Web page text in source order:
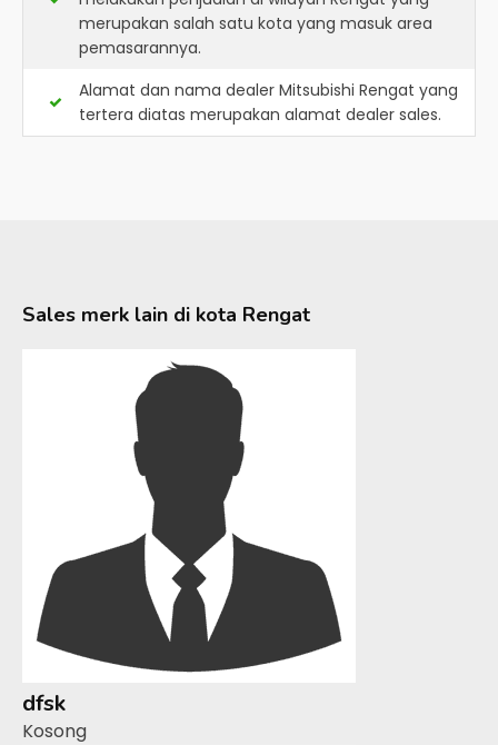
merupakan salah satu kota yang masuk area
pemasarannya.
Alamat dan nama dealer Mitsubishi Rengat yang
tertera diatas merupakan alamat dealer sales.
Sales merk lain di kota Rengat
dfsk
Kosong